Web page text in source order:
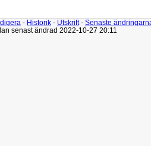
- Historik - Utskrift- Senaste
senast ändrad 2022-10-27 20:11